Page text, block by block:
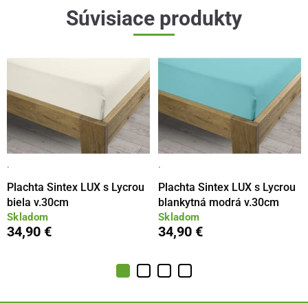
Súvisiace produkty
·
Plachta Sintex LUX s Lycrou
biela v.30cm
Skladom
34,90 €
·
Plachta Sintex LUX s Lycrou
blankytná modrá v.30cm
Skladom
34,90 €